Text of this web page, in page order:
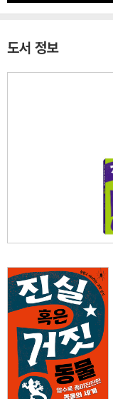
도서 정보